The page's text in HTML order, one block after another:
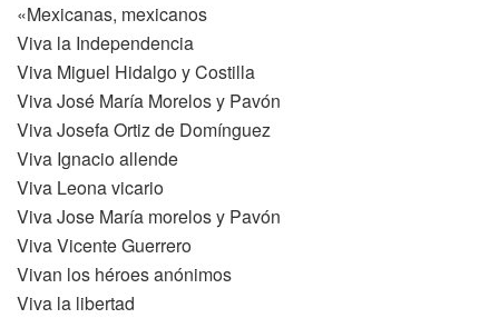
«Mexicanas, mexicanos
Viva la Independencia
Viva Miguel Hidalgo y Costilla
Viva José María Morelos y Pavón
Viva Josefa Ortiz de Domínguez
Viva Ignacio allende
Viva Leona vicario
Viva Jose María morelos y Pavón
Viva Vicente Guerrero
Vivan los héroes anónimos
Viva la libertad